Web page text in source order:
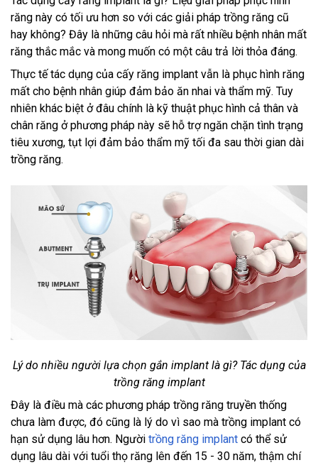
răng này có tối ưu hơn so với các giải pháp trồng răng cũ
hay không? Đây là những câu hỏi mà rất nhiều bệnh nhân mất
răng thắc mắc và mong muốn có một câu trả lời thỏa đáng.
Thực tế tác dụng của cấy răng implant vẫn là phục hình răng
mất cho bệnh nhân giúp đảm bảo ăn nhai và thẩm mỹ. Tuy
nhiên khác biệt ở đâu chính là kỹ thuật phục hình cả thân và
chân răng ở phương pháp này sẽ hỗ trợ ngăn chặn tình trạng
tiêu xương, tụt lợi đảm bảo thẩm mỹ tối đa sau thời gian dài
trồng răng.
Lý do nhiều người lựa chọn gắn implant là gì? Tác dụng của
trồng răng implant
Đây là điều mà các phương pháp trồng răng truyền thống
chưa làm được, đó cũng là lý do vì sao mà trồng implant có
hạn sử dụng lâu hơn. Người trồng răng implant có thể sử
dụng lâu dài với tuổi thọ răng lên đến 15 - 30 năm, thậm chí